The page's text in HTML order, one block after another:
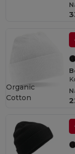
Organic
Cotton